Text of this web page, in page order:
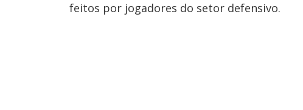
feitos por jogadores do setor defensivo.